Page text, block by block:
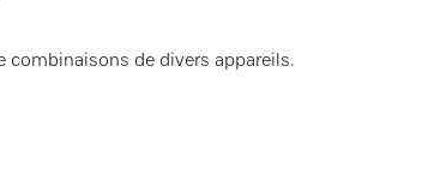
combinaisons de divers appareils.